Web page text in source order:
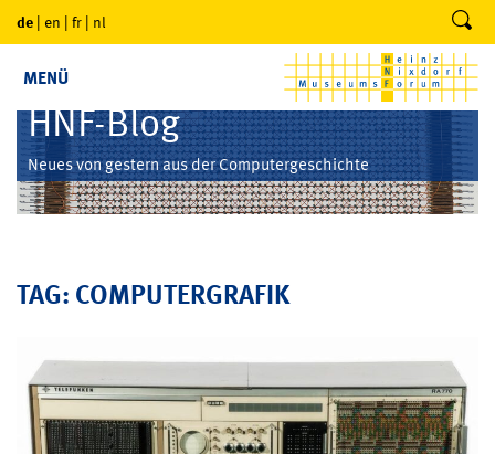
de | en | fr | nl
MENÜ
HNF-Blog
Neues von gestern aus der Computergeschichte
TAG: COMPUTERGRAFIK